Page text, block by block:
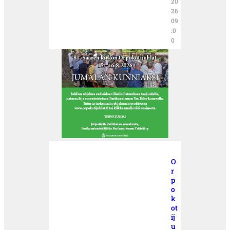
26
09
:0
0
O
r
p
o
k
ot
ij
u